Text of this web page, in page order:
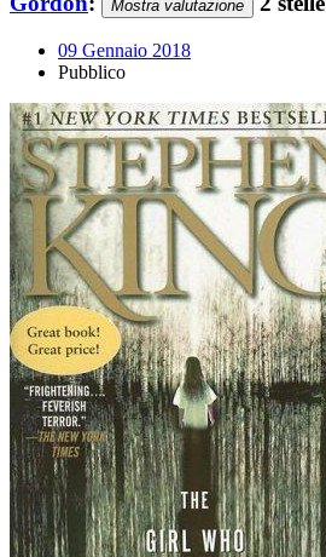
Mostra valutazione
09 Gennaio 2018
Pubblico